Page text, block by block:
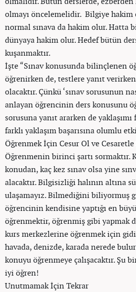
olmayı öncelemelidir. Bilgiye hakim
normal sınava da hakim olur. Hatta
dünyaya hakim olur. Hedef bütün
kuşanmaktır.
İşte “Sınav konusunda bilinçlenen
öğrenirken de, testlere yanıt verirken
olacaktır. Çünkü ‘sınav sorusunun
anlayan öğrencinin ders konusunu
sorusuna yanıt ararken de yaklaşımı
farklı yaklaşım başarısına olumlu
Öğrenmek İçin Cesur Ol ve Cesaretle
Öğrenmenin birinci şartı sormaktır.
konudan, kaç kez sınav olsa yine
alacaktır. Bilgisizliği halının altına
ulaşamayız. Bilmediğini biliyormuş
öğrencinin kendisine yaptığı en
öğrenmektir, öğrenmiş gibi yapmak
kurs merkezlerine öğrenmek için
havada, denizde, karada nerede
konuyu öğrenmeye çalışacaktır. Şu
iyi öğren!
Unutmamak İçin Tekrar